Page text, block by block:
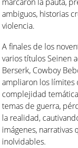
ambiguos, historias
violencia.
A finales de los
varios títulos Seinen
Berserk, Cowboy
ampliaron los límites
complejidad
temas de guerra,
la realidad,
imágenes, narrativas
inolvidables.